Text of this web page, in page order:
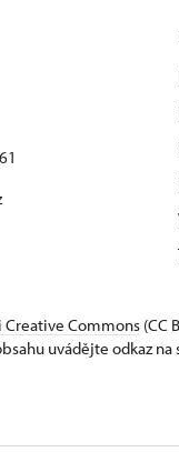
Creative Commons (CC
uvádějte odkaz na